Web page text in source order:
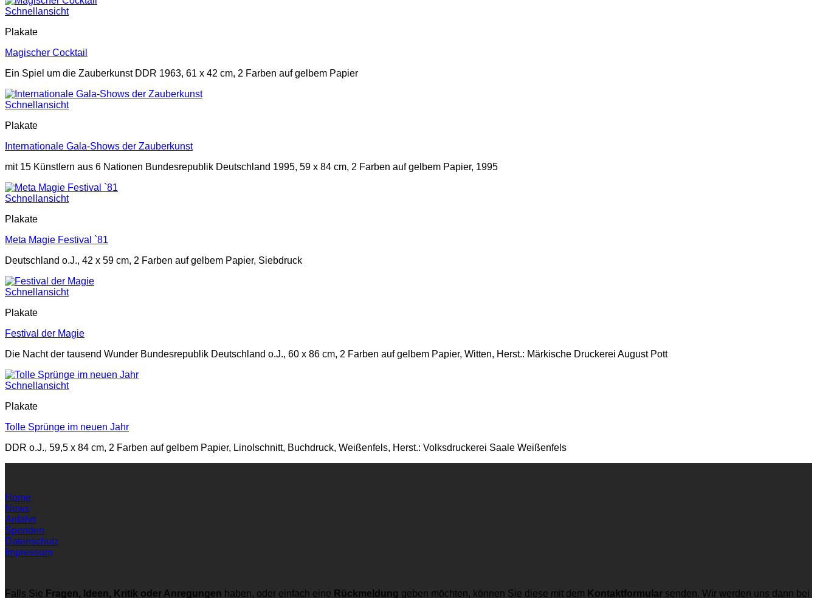
Schnellansicht
Plakate
Magischer Cocktail
Ein Spiel um die Zauberkunst DDR 1963, 61 x 42 cm, 2 Farben auf gelbem Papier
Schnellansicht
Plakate
Internationale Gala-Shows der Zauberkunst
mit 15 Künstlern aus 6 Nationen Bundesrepublik Deutschland 1995, 59 x 84 cm, 2 Farben auf gelbem Papier, 1995
Schnellansicht
Plakate
Meta Magie Festival `81
Deutschland o.J., 42 x 59 cm, 2 Farben auf gelbem Papier, Siebdruck
Schnellansicht
Plakate
Festival der Magie
Die Nacht der tausend Wunder Bundesrepublik Deutschland o.J., 60 x 86 cm, 2 Farben auf gelbem Papier, Witten, Herst.: Märkische Druckerei August Pott
Schnellansicht
Plakate
Tolle Sprünge im neuen Jahr
DDR o.J., 59,5 x 84 cm, 2 Farben auf gelbem Papier, Linolschnitt, Buchdruck, Weißenfels, Herst.: Volksdruckerei Saale Weißenfels
Home
News
Anfahrt
Spenden
Datenschutz
Impressum
Falls Sie Fragen, Ideen, Kritik oder Anregungen haben, oder einfach eine Rückmeldung geben möchten, können Sie diese mit dem Kontaktformular senden. Wir werden uns dann bei